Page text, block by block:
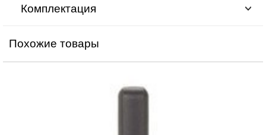
Комплектация
Похожие товары